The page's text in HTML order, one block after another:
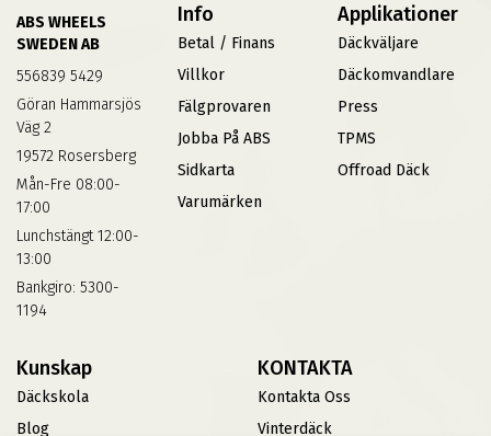
ABS WHEELS
SWEDEN AB
556839 5429
Göran Hammarsjös
Väg 2
19572 Rosersberg
Mån-Fre 08:00-
17:00
Lunchstängt 12:00-
13:00
Bankgiro: 5300-
1194
Info
Betal / Finans
Villkor
Fälgprovaren
Jobba På ABS
Sidkarta
Varumärken
Applikationer
Däckväljare
Däckomvandlare
Press
TPMS
Offroad Däck
Kunskap
Däckskola
Blog
KONTAKTA
Kontakta Oss
Vinterdäck